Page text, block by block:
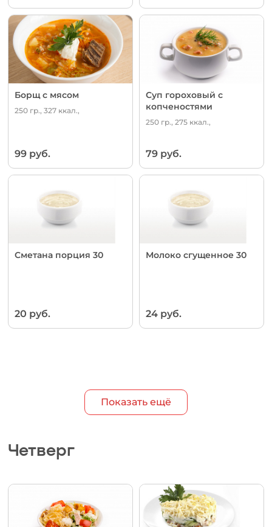
Борщ с мясом
250 гр., 327 ккал.,
99 руб.
Суп гороховый с
копченостями
250 гр., 275 ккал.,
79 руб.
Сметана порция 30
20 руб.
Молоко сгущенное 30
24 руб.
Показать ещё
Четверг